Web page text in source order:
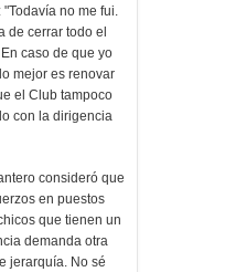
no me fui.
de cerrar todo el
caso de que yo
mejor es renovar
el Club tampoco
con la dirigencia
consideró que
en puestos
que tienen un
demanda otra
jerarquía. No sé